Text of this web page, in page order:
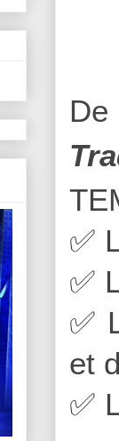
✅
✅
✅
et
✅